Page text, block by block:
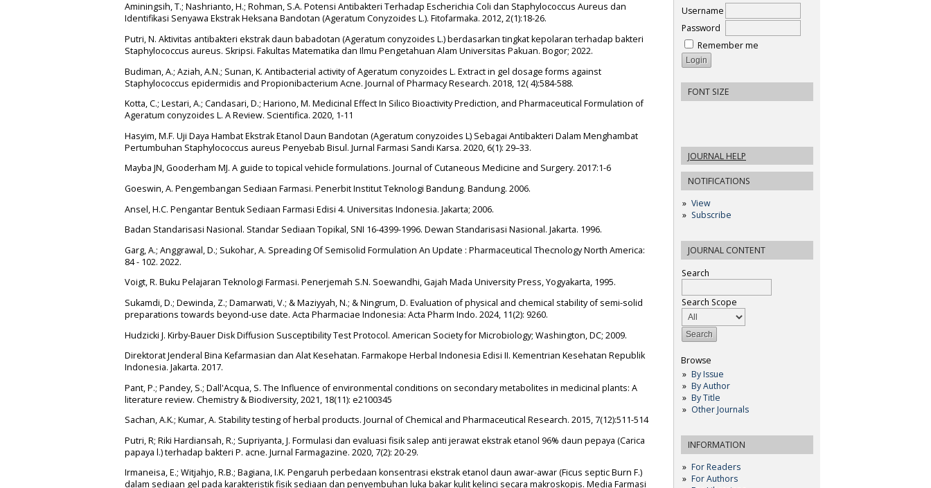
Username
Password
Remember me
FONT SIZE
JOURNAL HELP
NOTIFICATIONS
View
Subscribe
JOURNAL CONTENT
Search
Search Scope
Browse
By Issue
By Author
By Title
Other Journals
INFORMATION
For Readers
For Authors
Aminingsih, T.; Nashrianto, H.; Rohman, S.A. Potensi Antibakteri Terhadap Escherichia Coli dan Staphylococcus Aureus dan
Identifikasi Senyawa Ekstrak Heksana Bandotan (Ageratum Conyzoides L.). Fitofarmaka. 2012, 2(1):18-26.
Putri, N. Aktivitas antibakteri ekstrak daun babadotan (Ageratum conyzoides L.) berdasarkan tingkat kepolaran terhadap bakteri
Staphylococcus aureus. Skripsi. Fakultas Matematika dan Ilmu Pengetahuan Alam Universitas Pakuan. Bogor; 2022.
Budiman, A.; Aziah, A.N.; Sunan, K. Antibacterial activity of Ageratum conyzoides L. Extract in gel dosage forms against
Staphylococcus epidermidis and Propionibacterium Acne. Journal of Pharmacy Research. 2018, 12( 4):584-588.
Kotta, C.; Lestari, A.; Candasari, D.; Hariono, M. Medicinal Effect In Silico Bioactivity Prediction, and Pharmaceutical Formulation of
Ageratum conyzoides L. A Review. Scientifica. 2020, 1-11
Hasyim, M.F. Uji Daya Hambat Ekstrak Etanol Daun Bandotan (Ageratum conyzoides L) Sebagai Antibakteri Dalam Menghambat
Pertumbuhan Staphylococcus aureus Penyebab Bisul. Jurnal Farmasi Sandi Karsa. 2020, 6(1): 29–33.
Mayba JN, Gooderham MJ. A guide to topical vehicle formulations. Journal of Cutaneous Medicine and Surgery. 2017:1-6
Goeswin, A. Pengembangan Sediaan Farmasi. Penerbit Institut Teknologi Bandung. Bandung. 2006.
Ansel, H.C. Pengantar Bentuk Sediaan Farmasi Edisi 4. Universitas Indonesia. Jakarta; 2006.
Badan Standarisasi Nasional. Standar Sediaan Topikal, SNI 16-4399-1996. Dewan Standarisasi Nasional. Jakarta. 1996.
Garg, A.; Anggrawal, D.; Sukohar, A. Spreading Of Semisolid Formulation An Update : Pharmaceutical Thecnology North America:
84 - 102. 2022.
Voigt, R. Buku Pelajaran Teknologi Farmasi. Penerjemah S.N. Soewandhi, Gajah Mada University Press, Yogyakarta, 1995.
Sukamdi, D.; Dewinda, Z.; Damarwati, V.; & Maziyyah, N.; & Ningrum, D. Evaluation of physical and chemical stability of semi-solid
preparations towards beyond-use date. Acta Pharmaciae Indonesia: Acta Pharm Indo. 2024, 11(2): 9260.
Hudzicki J. Kirby-Bauer Disk Diffusion Susceptibility Test Protocol. American Society for Microbiology; Washington, DC; 2009.
Direktorat Jenderal Bina Kefarmasian dan Alat Kesehatan. Farmakope Herbal Indonesia Edisi II. Kementrian Kesehatan Republik
Indonesia. Jakarta. 2017.
Pant, P.; Pandey, S.; Dall'Acqua, S. The Influence of environmental conditions on secondary metabolites in medicinal plants: A
literature review. Chemistry & Biodiversity, 2021, 18(11): e2100345
Sachan, A.K.; Kumar, A. Stability testing of herbal products. Journal of Chemical and Pharmaceutical Research. 2015, 7(12):511-514
Putri, R; Riki Hardiansah, R.; Supriyanta, J. Formulasi dan evaluasi fisik salep anti jerawat ekstrak etanol 96% daun pepaya (Carica
papaya l.) terhadap bakteri P. acne. Jurnal Farmagazine. 2020, 7(2): 20-29.
Irmaneisa, E.; Witjahjo, R.B.; Bagiana, I.K. Pengaruh perbedaan konsentrasi ekstrak etanol daun awar-awar (Ficus septic Burn F.)
dalam sediaan gel pada karakteristik fisik sediaan dan penyembuhan luka bakar kulit kelinci secara makroskopis. Media Farmasi